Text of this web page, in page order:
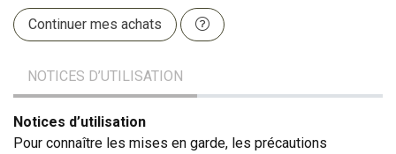
Continuer mes achats
NOTICES D’UTILISATION
Notices d’utilisation
Pour connaître les mises en garde, les précautions